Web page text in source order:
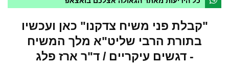
"קבלת פני משיח צדקנו" כאן ועכשיו
בתורת הרבי שליט"א מלך המשיח
- דגשים עיקריים / ד"ר ארז פלג